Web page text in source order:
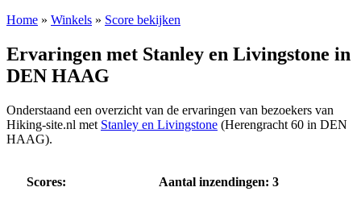
Home » Winkels » Score bekijken
Ervaringen met Stanley en Livingstone in
DEN HAAG
Onderstaand een overzicht van de ervaringen van bezoekers van
Hiking-site.nl met Stanley en Livingstone (Herengracht 60 in DEN
HAAG).
Scores: Aantal inzendingen: 3